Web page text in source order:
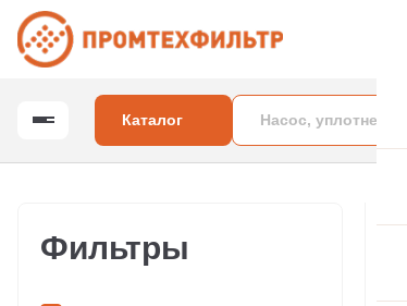
Каталог
Фильтры